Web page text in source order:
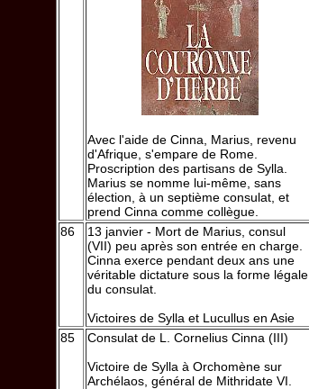
Avec l'aide de Cinna, Marius, revenu
d'Afrique, s'empare de Rome.
Proscription des partisans de Sylla.
Marius se nomme lui-même, sans
élection, à un septième consulat, et
prend Cinna comme collègue.
86
13 janvier - Mort de Marius, consul
(VII) peu après son entrée en charge.
Cinna exerce pendant deux ans une
véritable dictature sous la forme légale
du consulat.
Victoires de Sylla et Lucullus en Asie
85
Consulat de L. Cornelius Cinna (III)
Victoire de Sylla à Orchomène sur
Archélaos, général de Mithridate VI.